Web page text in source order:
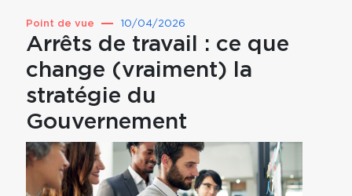
Point de vue 10/04/2026
Arrêts de travail : ce que
change (vraiment) la
stratégie du
Gouvernement